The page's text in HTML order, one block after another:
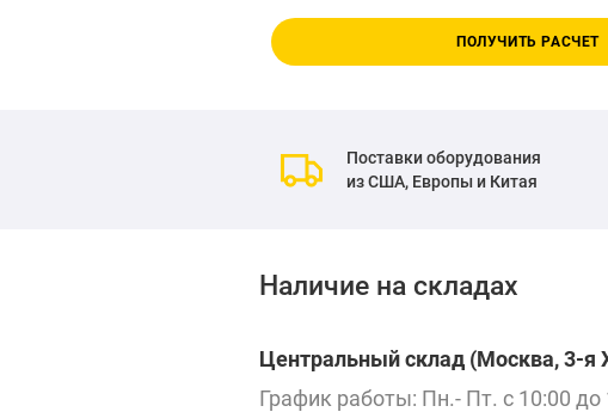
ПОЛУЧИТЬ РАСЧЕТ
Поставки оборудования
из США, Европы и Китая
Наличие на складах
Центральный склад (Москва, 3-я
График работы: Пн.- Пт. с 10:00